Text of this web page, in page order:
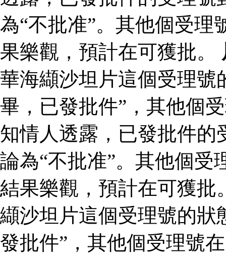
為“不批准”。其他個受理
果樂觀，預計在可獲批。
華海纈沙坦片這個受理號
畢，已發批件”，其他個
知情人透露，已發批件的
論為“不批准”。其他個受
結果樂觀，預計在可獲批
纈沙坦片這個受理號的狀
發批件”，其他個受理號